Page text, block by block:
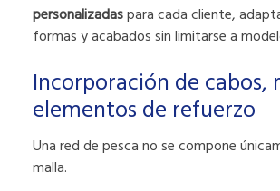
personalizadaspara cada cliente,
formas y acabados sin limitarse a
Incorporación de cabos,
elementos de refuerzo
Una red de pesca no se compone
malla.